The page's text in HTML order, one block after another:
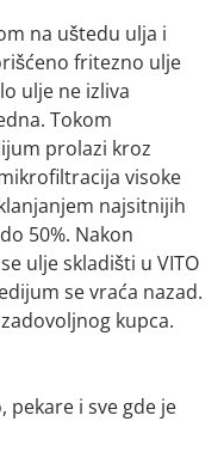
na uštedu ulja i
fritezno ulje
ulje ne izliva
Tokom
prolazi kroz
visoke
najsitnijih
50%. Nakon
ulje skladišti u VITO
se vraća nazad.
kupca.
pekare i sve gde je